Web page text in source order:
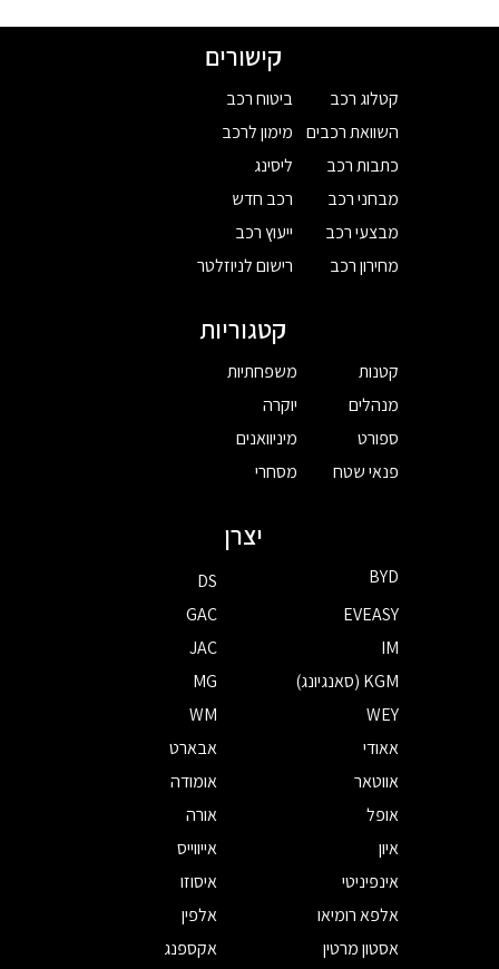
קישורים
קטלוג רכב
השוואת רכבים
כתבות רכב
מבחני רכב
מבצעי רכב
מחירון רכב
ביטוח רכב
מימון לרכב
ליסינג
רכב חדש
ייעוץ רכב
רישום לניוזלטר
קטגוריות
קטנות
מנהלים
ספורט
פנאי שטח
משפחתיות
יוקרה
מיניוואנים
מסחרי
יצרן
BYD
DS
EVEASY
GAC
IM
JAC
KGM (סאנגיונג)
MG
WEY
WM
אאודי
אבארט
אווטאר
אומודה
אופל
אורה
איון
אייווייס
אינפיניטי
איסוזו
אלפא רומיאו
אלפין
אסטון מרטין
אקספנג